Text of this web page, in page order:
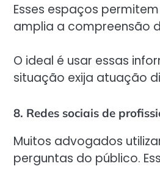
Esses espaços
amplia a compreensão
O ideal é usar essas
situação exija atuação
8. Redes sociais de
Muitos advogados
perguntas do público.